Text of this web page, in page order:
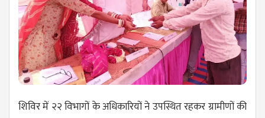
शिविर में २२ विभागों के अधिकारियों ने उपस्थित रहकर ग्रामीणों की